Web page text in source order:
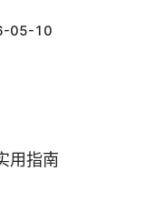
05-10
用指南